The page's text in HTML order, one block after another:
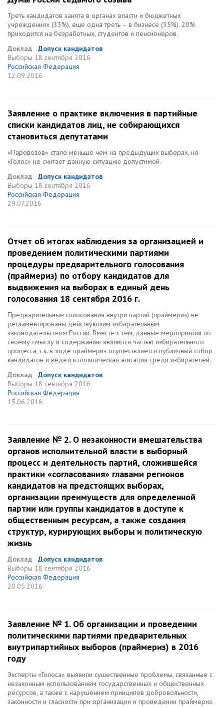
Треть кандидатов занята в органах власти и бюджетных
учреждениях (33%), еще одна треть – в бизнесе (35%). 20%
приходится на безработных, студентов и пенсионеров.
Доклад
Допуск кандидатов
Выборы 18 сентября 2016
Российская Федерация
12.09.2016
Заявление о практике включения в партийные
списки кандидатов лиц, не собирающихся
становиться депутатами
«Паровозов» стало меньше чем на предыдущих выборах, но
«Голос» не считает данную ситуацию допустимой.
Доклад
Допуск кандидатов
Выборы 18 сентября 2016
Российская Федерация
29.07.2016
Отчет об итогах наблюдения за организацией и
проведением политическими партиями
процедуры предварительного голосования
(праймериз) по отбору кандидатов для
выдвижения на выборах в единый день
голосования 18 сентября 2016 г.
Предварительные голосования внутри партий (праймериз) не
регламентированы действующим избирательным
законодательством России. Вместе с тем, данные мероприятия по
своему смыслу и содержанию являются частью избирательного
процесса, т.к. в ходе праймериз осуществляется публичный отбор
кандидатов и ведется политическая агитация среди избирателей.
Доклад
Допуск кандидатов
Выборы 18 сентября 2016
Российская Федерация
15.06.2016
Заявление № 2. О незаконности вмешательства
органов исполнительной власти в выборный
процесс и деятельность партий, сложившейся
практики «согласования» главами регионов
кандидатов на предстоящих выборах,
организации преимуществ для определенной
партии или группы кандидатов в доступе к
общественным ресурсам, а также создания
структур, курирующих выборы и политическую
жизнь
Доклад
Допуск кандидатов
Выборы 18 сентября 2016
Российская Федерация
20.05.2016
Заявление № 1. Об организации и проведении
политическими партиями предварительных
внутрипартийных выборов (праймериз) в 2016
году
Эксперты «Голоса» выявили существенные проблемы, связанные с
незаконным использованием государственных и общественных
ресурсов, а также с нарушением принципов добровольности,
законности и гласности при организации и проведении праймериз.